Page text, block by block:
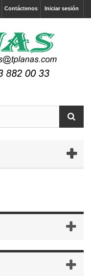
Iniciar sesión
Contáctenos